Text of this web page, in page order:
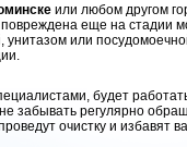
или любом другом
еще на стадии
или
будет
забывать регулярно
очистку и избавят